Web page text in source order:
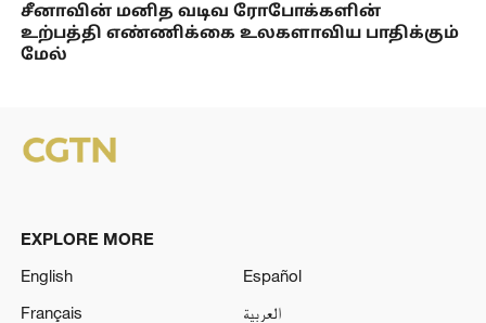
சீனாவின் மனித வடிவ ரோபோக்களின்
உற்பத்தி எண்ணிக்கை உலகளாவிய பாதிக்கும்
மேல்
EXPLORE MORE
English
Español
Français
العربية